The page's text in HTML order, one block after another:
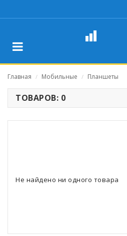
Главная / Мобильные / Планшеты
ТОВАРОВ: 0
Не найдено ни одного товара